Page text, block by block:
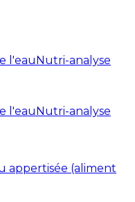
l'eauNutri-analyse
l'eauNutri-analyse
appertisée (aliment